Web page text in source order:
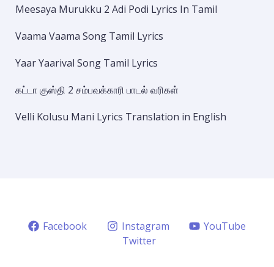
Meesaya Murukku 2 Adi Podi Lyrics In Tamil
Vaama Vaama Song Tamil Lyrics
Yaar Yaarival Song Tamil Lyrics
கட்டா குஸ்தி 2 சம்பவக்காரி பாடல் வரிகள்
Velli Kolusu Mani Lyrics Translation in English
Facebook Instagram
YouTube
Twitter